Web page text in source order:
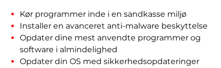
Kør programmer inde i en sandkasse miljø
Installer en avanceret anti-malware beskyttelse
Opdater dine mest anvendte programmer og
software i almindelighed
Opdater din OS med sikkerhedsopdateringer